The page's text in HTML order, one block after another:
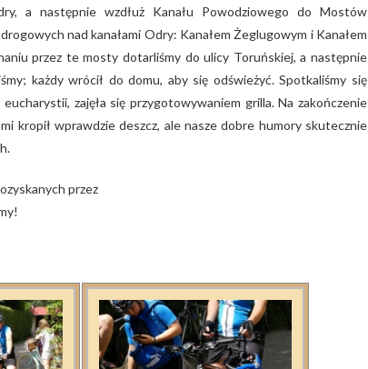
a następnie wzdłuż Kanału Powodziowego do Mostów
nad kanałami Odry: Kanałem Żeglugowym i Kanałem
przez te mosty dotarliśmy do ulicy Toruńskiej, a następnie
każdy wrócił do domu, aby się odświeżyć. Spotkaliśmy się
zajęła się przygotowywaniem grilla. Na zakończenie
kropił wprawdzie deszcz, ale nasze dobre humory skutecznie
przez